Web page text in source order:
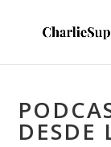
DESDE